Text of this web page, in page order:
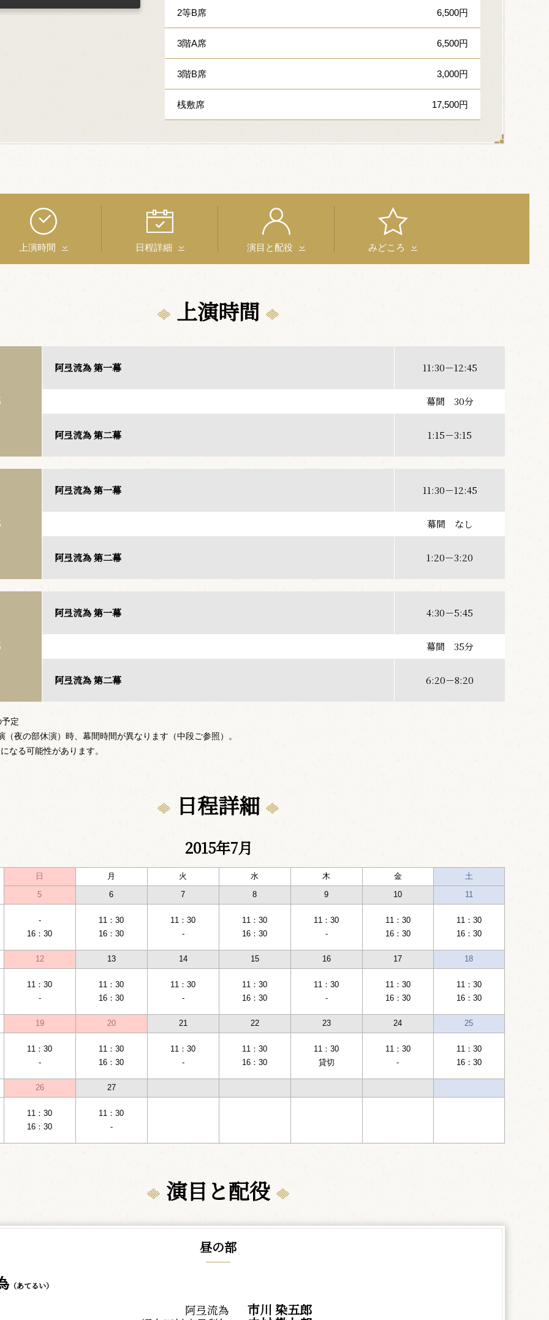
2等B席 6,500円
3階A席 6,500円
3階B席 3,000円
桟敷席 17,500円
上演時間 日程詳細 演目と配役 みどころ
上演時間
阿弖流為 第一幕 11:30－12:45
幕間 30分
阿弖流為 第二幕 1:15－3:15
阿弖流為 第一幕 11:30－12:45
幕間 なし
阿弖流為 第二幕 1:20－3:20
阿弖流為 第一幕 4:30－5:45
幕間 35分
阿弖流為 第二幕 6:20－8:20
定
夜の部休演）時、幕間時間が異なります（中段ご参照）。
なる可能性があります。
日程詳細
2015年7月
日 月 火 水 木 金
土
5
6 7 8 9 10 11
-
16：30
11：30
16：30
11：30
-
11：30
16：30
11：30
-
11：30
16：30
11：30
16：30
12 13 14 15 16 17 18
11：30
-
11：30
16：30
11：30
-
11：30
16：30
11：30
-
11：30
16：30
11：30
16：30
19 20 21 22 23 24 25
11：30
-
11：30
16：30
11：30
-
11：30
16：30
11：30
貸切
11：30
-
11：30
16：30
26 27
11：30
16：30
11：30
-
演目と配役
昼の部
（あてるい）
阿弖流為
市川 染五郎